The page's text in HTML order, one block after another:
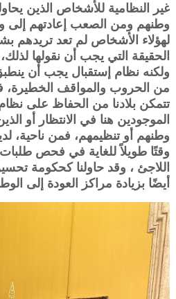
غير النظامية للأشخاص الذين
وطنهم ومن الصعب إعادتهم إلى
لهؤلاء الأشخاص لم تعد تريدهم
الحقيقة التي يجب أن نقولها
ولكنه نظام إستقبال يجب أن
من الحروب والمواقف الخطيرة،
تتمكن بلادنا من الحفاظ على
الموجودين هنا في الانتظار أو
وطنهم أو تنظيمهم، فمن ناحية،
وقتًا طويلاً للغاية في فحص
اللاجئ ، وقد حاولنا كحكومة
أيضًا بزيادة مراكز العودة إلى